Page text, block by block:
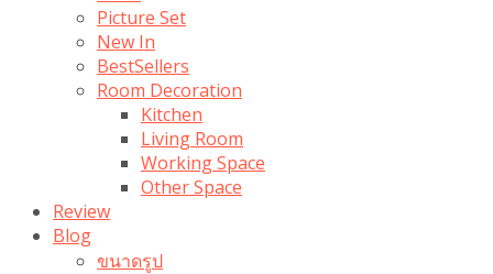
Picture Set
New In
BestSellers
Room Decoration
Kitchen
Living Room
Working Space
Other Space
Review
Blog
ขนาดรูป